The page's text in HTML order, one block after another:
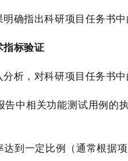
确指出科研项目任务书
指标验证
析，对科研项目任务书中
告中相关功能测试用例的
到一定比例（通常根据